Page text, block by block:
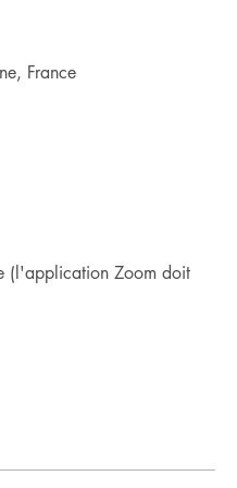
France
(l'application Zoom doit